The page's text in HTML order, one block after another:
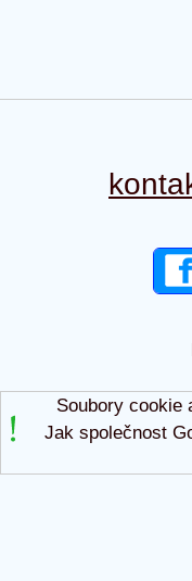
Soubory cookie
Jak společnost